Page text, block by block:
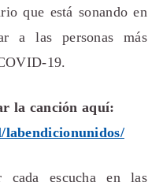
que está sonando en
a las personas más
19.
la canción aquí:
cada escucha en las